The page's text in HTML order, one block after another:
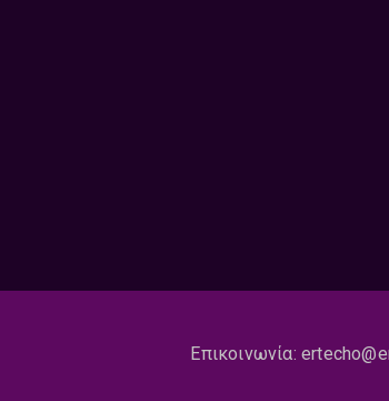
Επικοινωνία: